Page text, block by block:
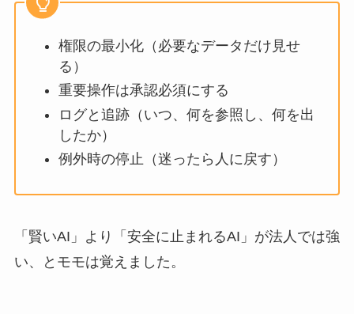
権限の最小化（必要なデータだけ見せ
る）
重要操作は承認必須にする
ログと追跡（いつ、何を参照し、何を出
したか）
例外時の停止（迷ったら人に戻す）
「賢いAI」より「安全に止まれるAI」が法人では強
い、とモモは覚えました。